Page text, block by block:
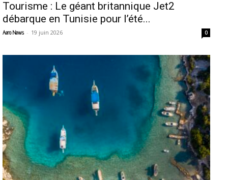
Tourisme : Le géant britannique Jet2
débarque en Tunisie pour l’été...
Aero News - 19 juin 2026 0